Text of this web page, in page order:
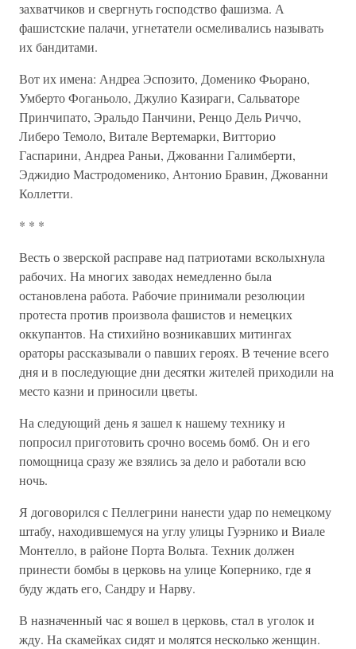
захватчиков и свергнуть господство фашизма. А
фашистские палачи, угнетатели осмеливались называть
их бандитами.
Вот их имена: Андреа Эспозито, Доменико Фьорано,
Умберто Фоганьоло, Джулио Казираги, Сальваторе
Принчипато, Эральдо Панчини, Ренцо Дель Риччо,
Либеро Темоло, Витале Вертемарки, Витторио
Гаспарини, Андреа Раньи, Джованни Галимберти,
Эджидио Мастродоменико, Антонио Бравин, Джованни
Коллетти.
* * *
Весть о зверской расправе над патриотами всколыхнула
рабочих. На многих заводах немедленно была
остановлена работа. Рабочие принимали резолюции
протеста против произвола фашистов и немецких
оккупантов. На стихийно возникавших митингах
ораторы рассказывали о павших героях. В течение всего
дня и в последующие дни десятки жителей приходили на
место казни и приносили цветы.
На следующий день я зашел к нашему технику и
попросил приготовить срочно восемь бомб. Он и его
помощница сразу же взялись за дело и работали всю
ночь.
Я договорился с Пеллегрини нанести удар по немецкому
штабу, находившемуся на углу улицы Гуэрнико и Виале
Монтелло, в районе Порта Вольта. Техник должен
принести бомбы в церковь на улице Копернико, где я
буду ждать его, Сандру и Нарву.
В назначенный час я вошел в церковь, стал в уголок и
жду. На скамейках сидят и молятся несколько женщин.